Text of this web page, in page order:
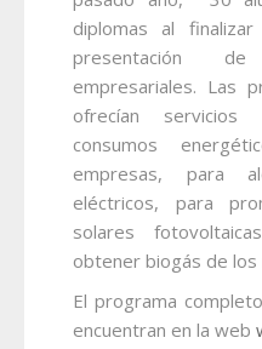
diplomas al
presentación
empresariales. Las
ofrecían
consumos
empresas, para
eléctricos, para
solares
obtener biogás de
El programa
encuentran en la web